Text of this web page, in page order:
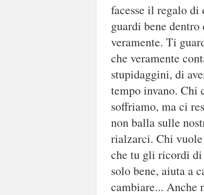
facesse il regalo
guardi bene
veramente. Ti
che veramente
stupidaggini, di
tempo invano. Chi
soffriamo, ma ci
non balla sulle
rialzarci. Chi vuole
che tu gli ricordi
solo bene, aiuta a
cambiare... Anche